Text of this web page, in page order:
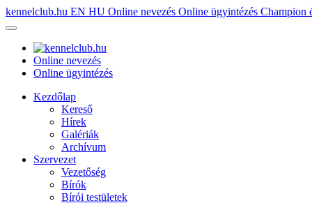
kennelclub.hu EN HU Online nevezés Online ügyintézés Champion
Online nevezés
Online ügyintézés
Kezdőlap
Kereső
Hírek
Galériák
Archívum
Szervezet
Vezetőség
Bírók
Bírói testületek